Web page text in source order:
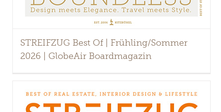
STREIFZUG Best Of | Frühling/Sommer
2026 | GlobeAir Boardmagazin